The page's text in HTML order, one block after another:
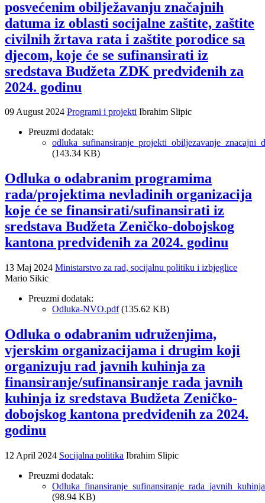
posvećenim obilježavanju značajnih
datuma iz oblasti socijalne zaštite, zaštite
civilnih žrtava rata i zaštite porodice sa
djecom, koje će se sufinansirati iz
sredstava Budžeta ZDK predviđenih za
2024. godinu
09 August 2024 Programi i projekti Ibrahim Slipic
Preuzmi dodatak:
(143.34 KB)
Odluka o odabranim programima
rada/projektima nevladinih organizacija
koje će se finansirati/sufinansirati iz
sredstava Budžeta Zeničko-dobojskog
kantona predviđenih za 2024. godinu
13 Maj 2024 Ministarstvo za rad, socijalnu politiku i izbjeglice
Mario Sikic
Preuzmi dodatak:
Odluka-NVO.pdf(135.62 KB)
Odluka o odabranim udruženjima,
vjerskim organizacijama i drugim koji
organizuju rad javnih kuhinja za
finansiranje/sufinansiranje rada javnih
kuhinja iz sredstava Budžeta Zeničko-
dobojskog kantona predviđenih za 2024.
godinu
12 April 2024 Socijalna politika Ibrahim Slipic
Preuzmi dodatak:
(98.94 KB)